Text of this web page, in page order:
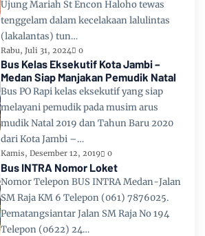
Ujung Mariah St Encon Haloho tewas
tenggelam dalam kecelakaan lalulintas
(lakalantas) tun…
Rabu, Juli 31, 2024 0
Bus Kelas Eksekutif Kota Jambi –
Medan Siap Manjakan Pemudik Natal
Bus PO Rapi kelas eksekutif yang siap
melayani pemudik pada musim arus
mudik Natal 2019 dan Tahun Baru 2020
dari Kota Jambi –…
Kamis, Desember 12, 2019 0
Bus INTRA Nomor Loket
Nomor Telepon BUS INTRA Medan-Jalan
SM Raja KM 6 Telepon (061) 7876025.
Pematangsiantar Jalan SM Raja No 194
Telepon (0622) 24…